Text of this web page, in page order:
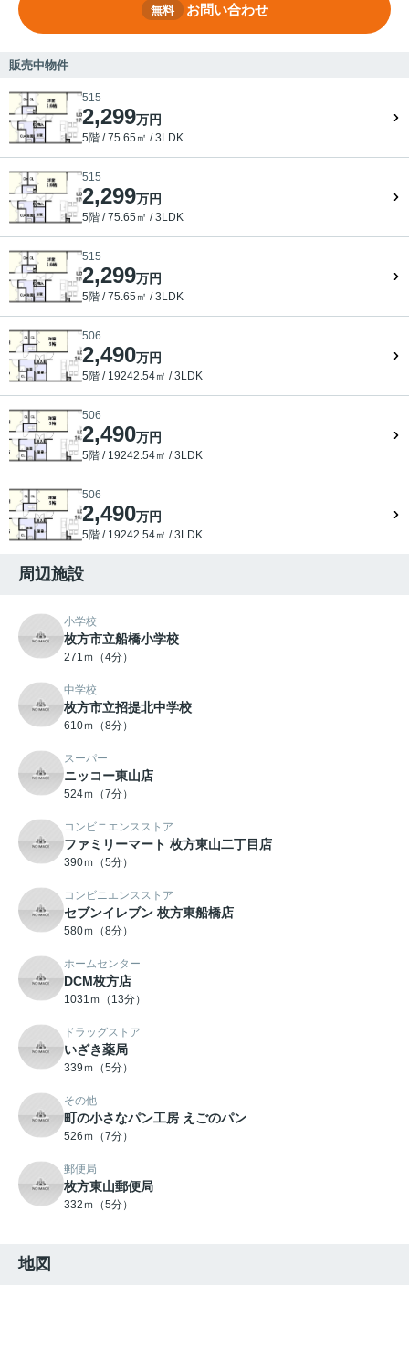
無料 お問い合わせ
販売中物件
515
2,299万円
5階 / 75.65㎡ / 3LDK
515
2,299万円
5階 / 75.65㎡ / 3LDK
515
2,299万円
5階 / 75.65㎡ / 3LDK
506
2,490万円
5階 / 19242.54㎡ / 3LDK
506
2,490万円
5階 / 19242.54㎡ / 3LDK
506
2,490万円
5階 / 19242.54㎡ / 3LDK
周辺施設
小学校
枚方市立船橋小学校
271ｍ（4分）
中学校
枚方市立招提北中学校
610ｍ（8分）
スーパー
ニッコー東山店
524ｍ（7分）
コンビニエンスストア
ファミリーマート 枚方東山二丁目店
390ｍ（5分）
コンビニエンスストア
セブンイレブン 枚方東船橋店
580ｍ（8分）
ホームセンター
DCM枚方店
1031ｍ（13分）
ドラッグストア
いざき薬局
339ｍ（5分）
その他
町の小さなパン工房 えごのパン
526ｍ（7分）
郵便局
枚方東山郵便局
332ｍ（5分）
地図